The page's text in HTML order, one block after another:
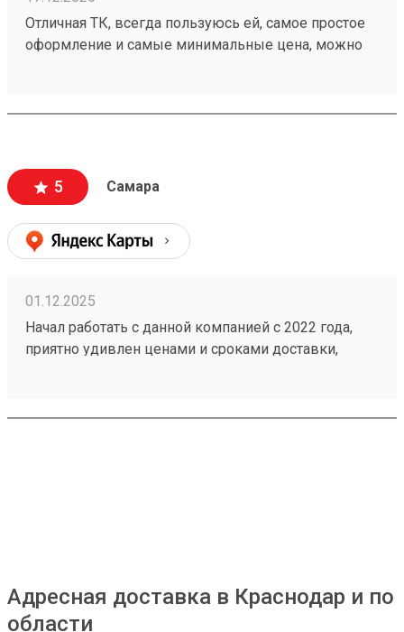
Отличная ТК, всегда пользуюсь ей, самое простое
оформление и самые минимальные цена, можно
250861534
5 Самара
01.12.2025
Начал работать с данной компанией с 2022 года,
приятно удивлен ценами и сроками доставки,
отзываются на просьбу привлечь складкой
Адресная доставка в Краснодар и по
области